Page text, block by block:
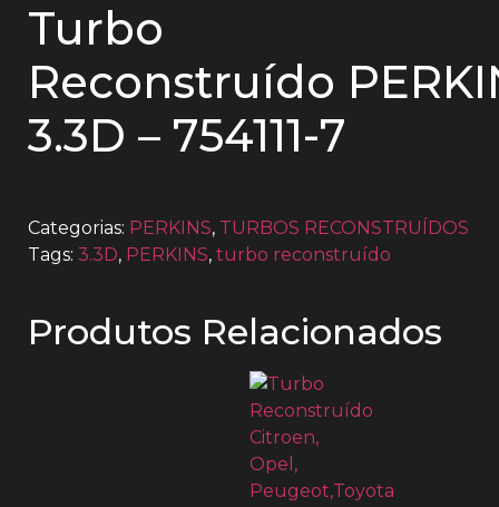
Turbo
Reconstruído
3.3D – 754111-7
Categorias: PERKINS, TURBOS RECONSTRUÍDOS
Tags: 3.3D, PERKINS, turbo reconstruído
Produtos Relacionados